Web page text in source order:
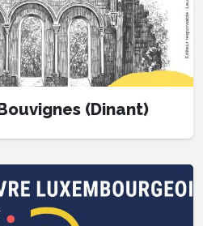
(Dinant)